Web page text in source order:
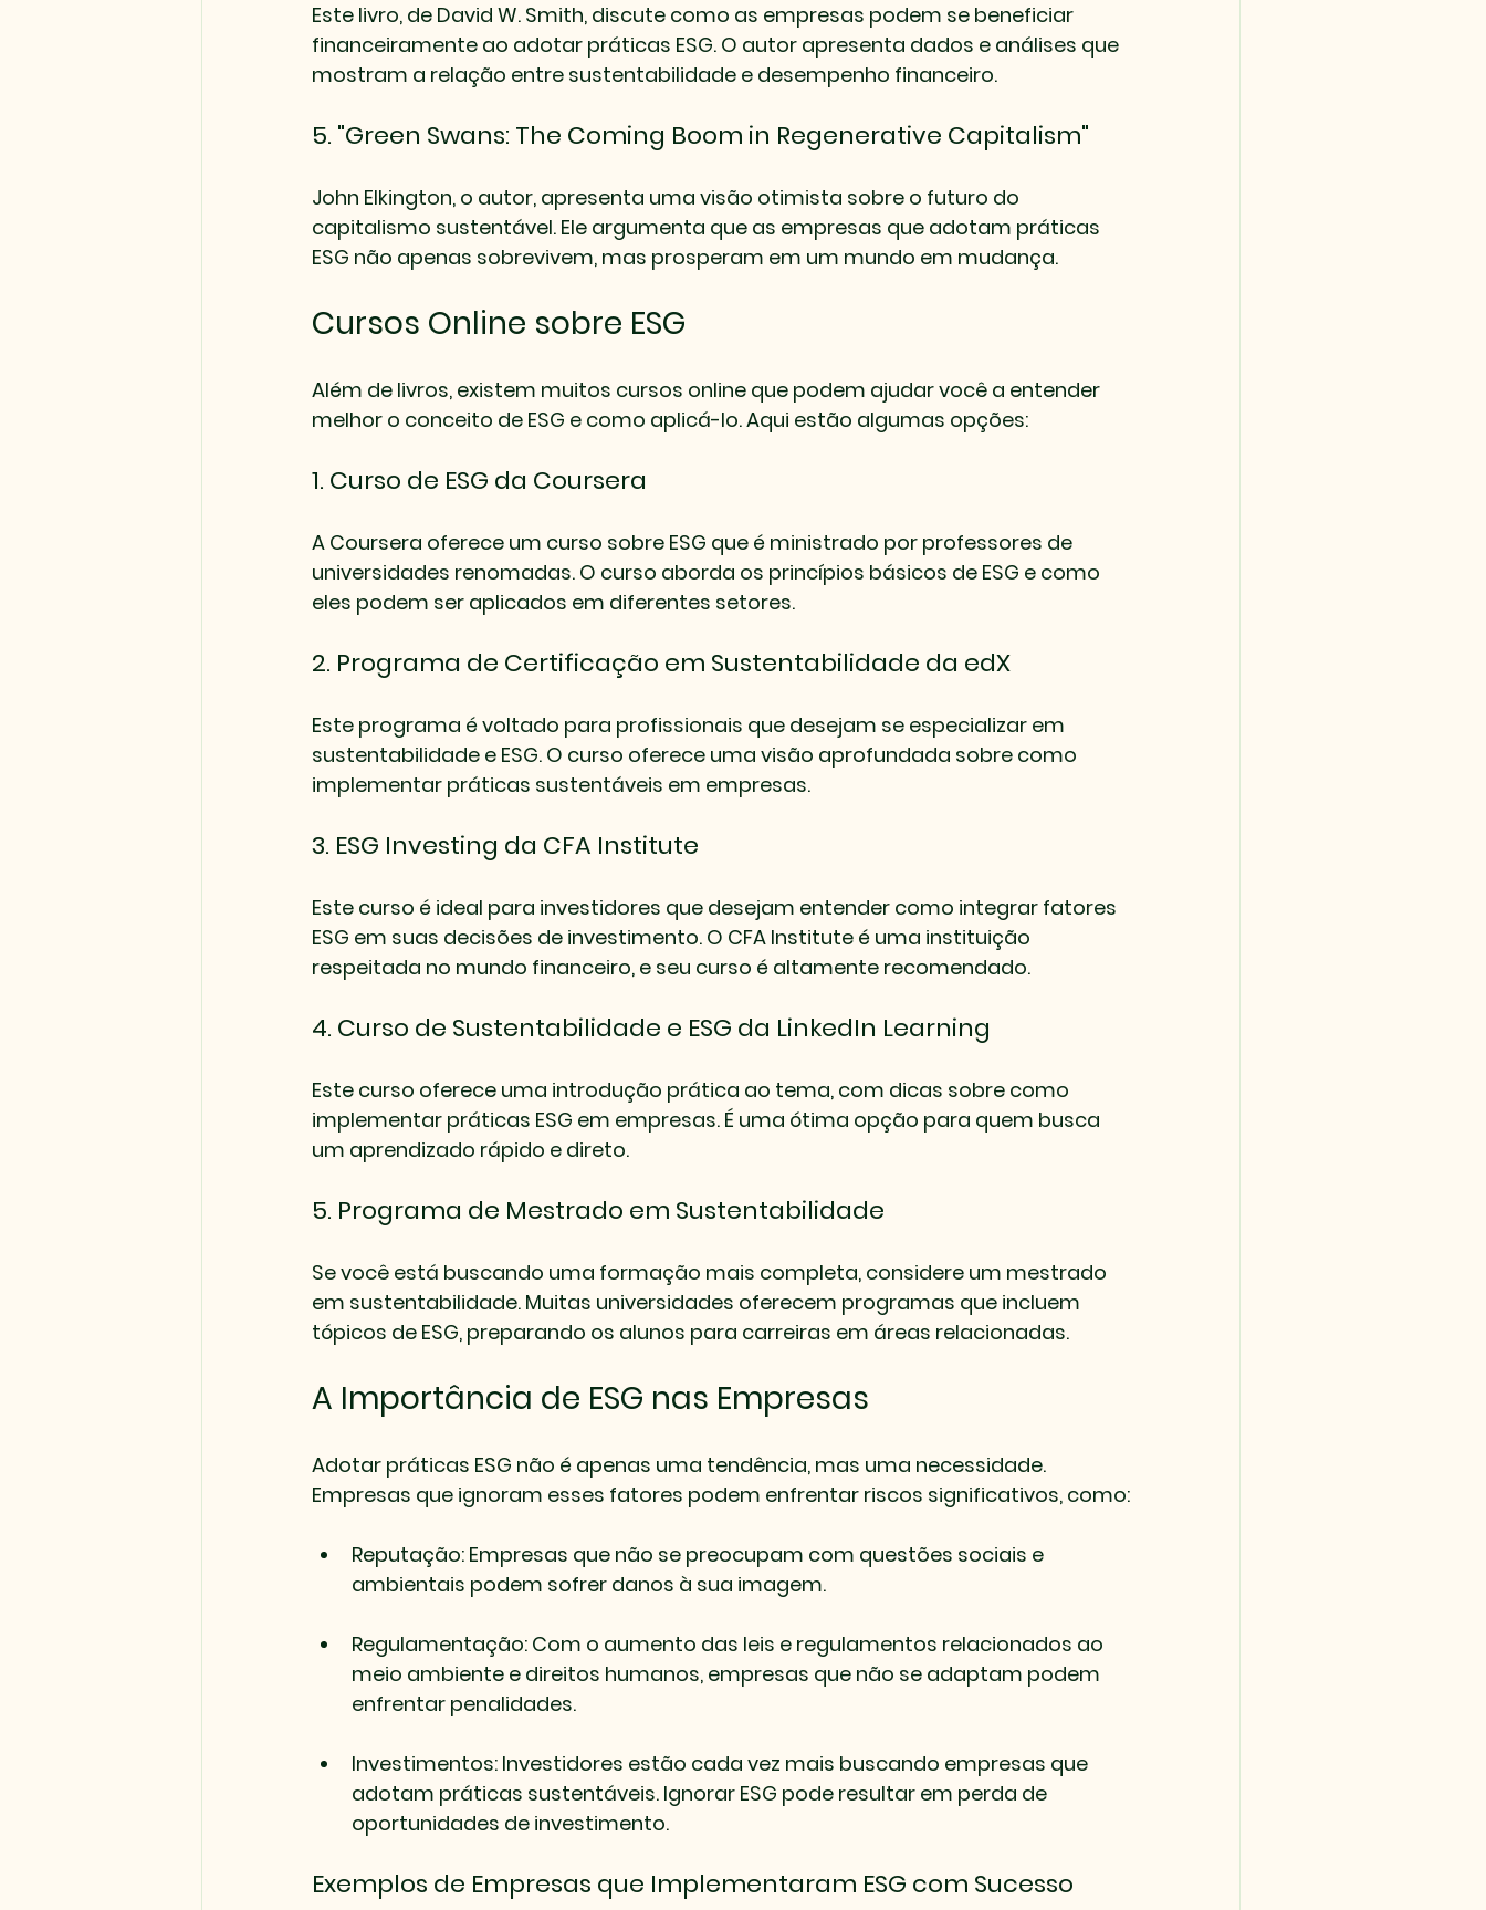
Este livro, de David W. Smith, discute como as empresas podem se beneficiar
financeiramente ao adotar práticas ESG. O autor apresenta dados e análises que
mostram a relação entre sustentabilidade e desempenho financeiro.
5. "Green Swans: The Coming Boom in Regenerative Capitalism"
John Elkington, o autor, apresenta uma visão otimista sobre o futuro do
capitalismo sustentável. Ele argumenta que as empresas que adotam práticas
ESG não apenas sobrevivem, mas prosperam em um mundo em mudança.
Cursos Online sobre ESG
Além de livros, existem muitos cursos online que podem ajudar você a entender
melhor o conceito de ESG e como aplicá-lo. Aqui estão algumas opções:
1. Curso de ESG da Coursera
A Coursera oferece um curso sobre ESG que é ministrado por professores de
universidades renomadas. O curso aborda os princípios básicos de ESG e como
eles podem ser aplicados em diferentes setores.
2. Programa de Certificação em Sustentabilidade da edX
Este programa é voltado para profissionais que desejam se especializar em
sustentabilidade e ESG. O curso oferece uma visão aprofundada sobre como
implementar práticas sustentáveis em empresas.
3. ESG Investing da CFA Institute
Este curso é ideal para investidores que desejam entender como integrar fatores
ESG em suas decisões de investimento. O CFA Institute é uma instituição
respeitada no mundo financeiro, e seu curso é altamente recomendado.
4. Curso de Sustentabilidade e ESG da LinkedIn Learning
Este curso oferece uma introdução prática ao tema, com dicas sobre como
implementar práticas ESG em empresas. É uma ótima opção para quem busca
um aprendizado rápido e direto.
5. Programa de Mestrado em Sustentabilidade
Se você está buscando uma formação mais completa, considere um mestrado
em sustentabilidade. Muitas universidades oferecem programas que incluem
tópicos de ESG, preparando os alunos para carreiras em áreas relacionadas.
A Importância de ESG nas Empresas
Adotar práticas ESG não é apenas uma tendência, mas uma necessidade.
Empresas que ignoram esses fatores podem enfrentar riscos significativos, como:
Reputação: Empresas que não se preocupam com questões sociais e
ambientais podem sofrer danos à sua imagem.
Regulamentação: Com o aumento das leis e regulamentos relacionados ao
meio ambiente e direitos humanos, empresas que não se adaptam podem
enfrentar penalidades.
Investimentos: Investidores estão cada vez mais buscando empresas que
adotam práticas sustentáveis. Ignorar ESG pode resultar em perda de
oportunidades de investimento.
Exemplos de Empresas que Implementaram ESG com Sucesso